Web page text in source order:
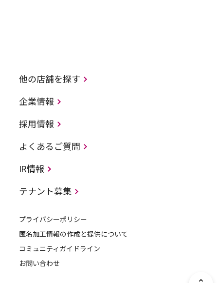
他の店舗を探す
企業情報
採用情報
よくあるご質問
IR情報
テナント募集
プライバシーポリシー
匿名加工情報の作成と提供について
コミュニティガイドライン
お問い合わせ